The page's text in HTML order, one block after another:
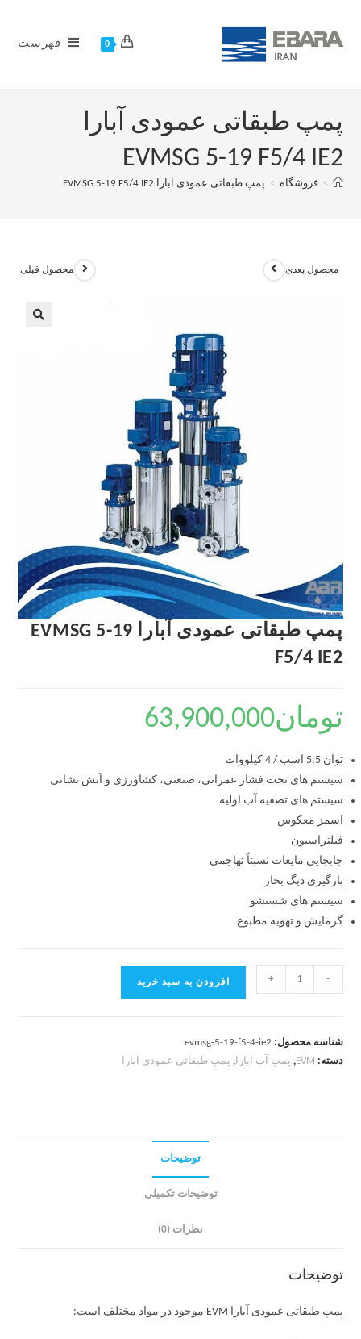
0 فهرست
پمپ طبقاتی عمودی آبارا
EVMSG 5-19 F5/4 IE2
> فروشگاه > پمپ طبقاتی عمودی آبارا EVMSG 5-19 F5/4 IE2
محصول قبلی محصول بعدی
پمپ طبقاتی عمودی آبارا EVMSG 5-19
F5/4 IE2
تومان63,900,000
توان 5.5 اسب / 4 کیلووات
سیستم های تحت فشار عمرانی، صنعتی، کشاورزی و آتش نشانی
سیستم های تصفیه آب اولیه
اسمز معکوس
فیلتراسیون
جابجایی مایعات نسبتاً تهاجمی
بارگیری دیگ بخار
سیستم های شستشو
گرمایش و تهویه مطبوع
-
+ افزودن به سبد خرید
شناسه محصول: evmsg-5-19-f5-4-ie2
دسته: EVM
, پمپ آب ابارا, پمپ طبقاتی عمودی ابارا
توضیحات
توضیحات تکمیلی
نظرات (0)
توضیحات
پمپ طبقاتی عمودی آبارا EVM موجود در مواد مختلف است: